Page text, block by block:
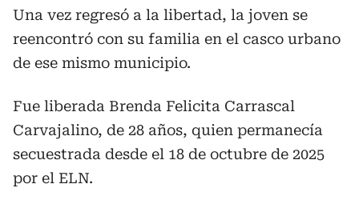
Una vez regresó a la libertad, la joven se
reencontró con su familia en el casco urbano
de ese mismo municipio.
Fue liberada Brenda Felicita Carrascal
Carvajalino, de 28 años, quien permanecía
secuestrada desde el 18 de octubre de 2025
por el ELN.